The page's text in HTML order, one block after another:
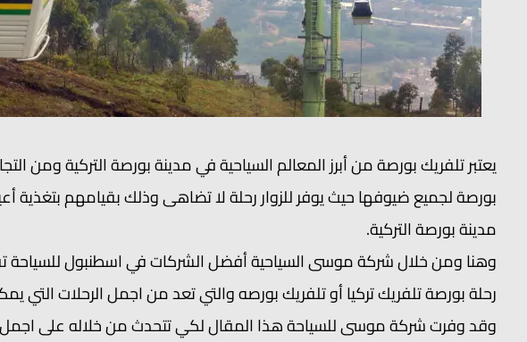
يعتبر تلفريك بورصة من أبرز المعالم السياحية في مدينة بورصة التركية ومن
بورصة لجميع ضيوفها حيث يوفر للزوار رحلة لا تضاهى وذلك بقيامهم
مدينة بورصة التركية.
وهنا ومن خلال شركة موسى السياحية أفضل الشركات في اسطنبول
رحلة بورصة تلفريك تركيا أو تلفريك بورصه والتي تعد من اجمل الرحلات التي
وقد وفرت شركة موسى للسياحة هذا المقال لكي تتحدث من خلاله على اجمل